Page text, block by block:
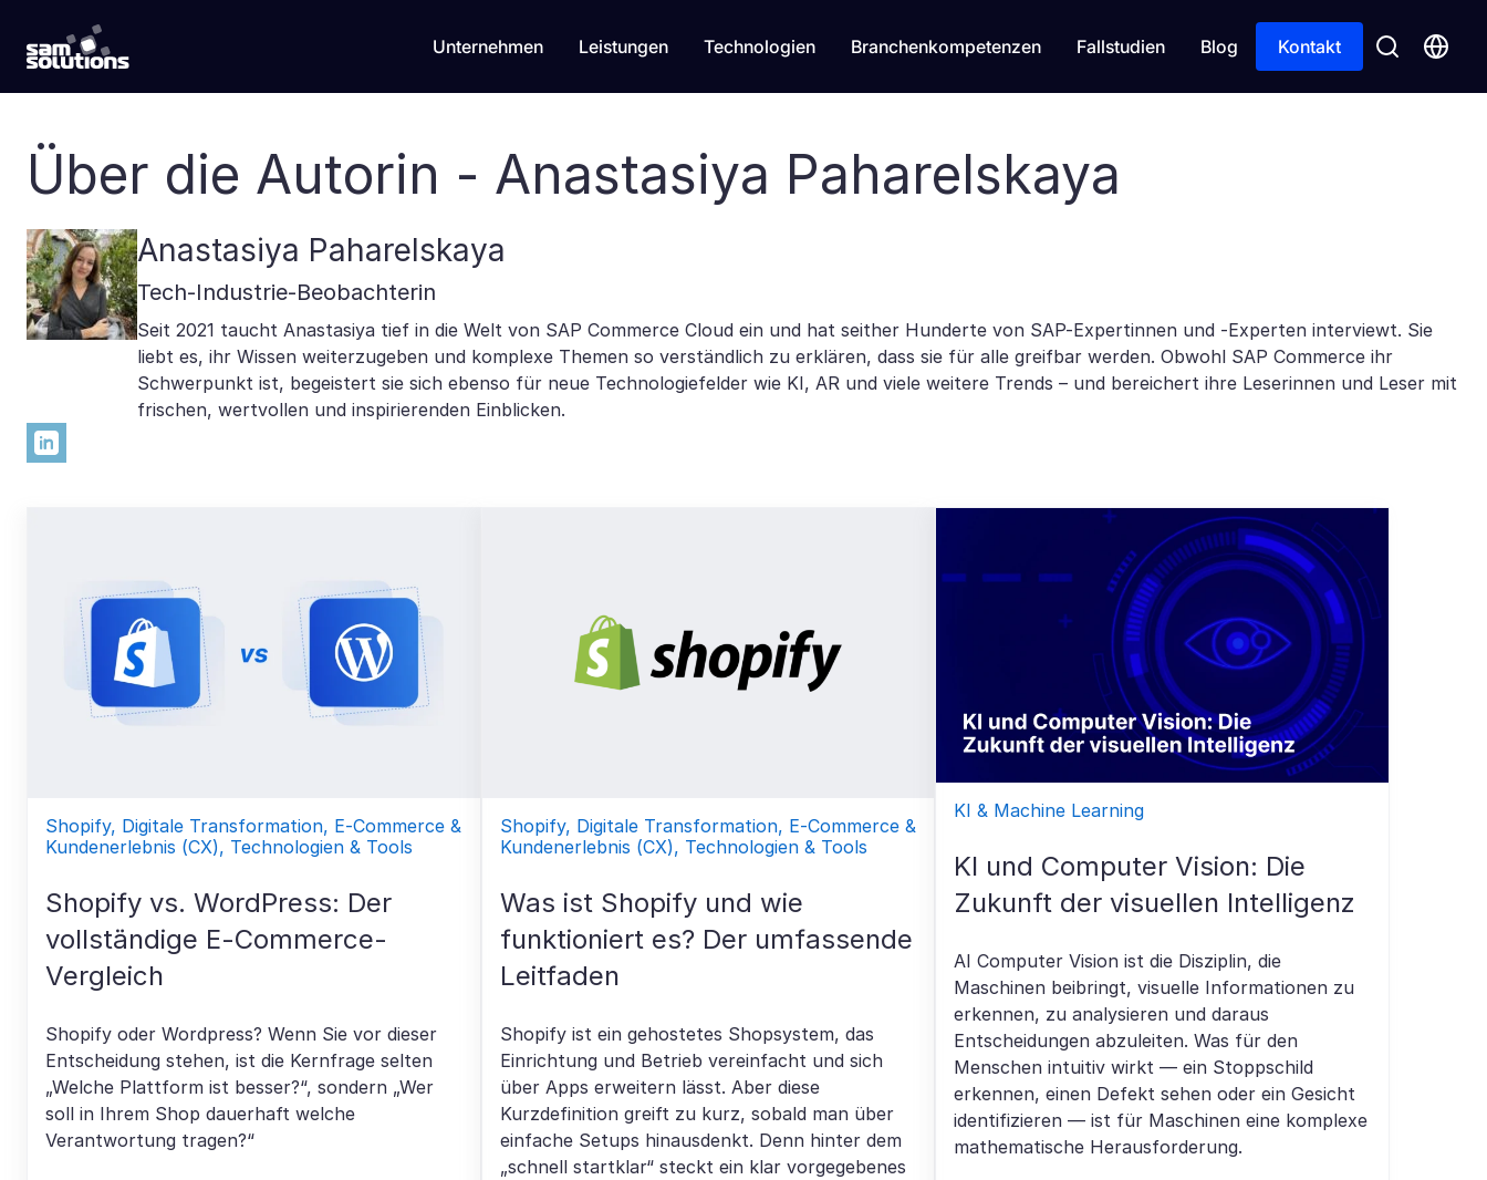
Unternehmen Leistungen Technologien Branchenkompetenzen Fallstudien Blog Kontakt
Über die Autorin - Anastasiya Paharelskaya
Anastasiya Paharelskaya
Tech-Industrie-Beobachterin
Seit 2021 taucht Anastasiya tief in die Welt von SAP Commerce Cloud ein und hat seither Hunderte von SAP-Expertinnen und -Experten interviewt. Sie
liebt es, ihr Wissen weiterzugeben und komplexe Themen so verständlich zu erklären, dass sie für alle greifbar werden. Obwohl SAP Commerce ihr
Schwerpunkt ist, begeistert sie sich ebenso für neue Technologiefelder wie KI, AR und viele weitere Trends – und bereichert ihre Leserinnen und Leser mit
frischen, wertvollen und inspirierenden Einblicken.
Shopify, Digitale Transformation, E-Commerce &
Kundenerlebnis (CX), Technologien & Tools
Shopify vs. WordPress: Der
vollständige E-Commerce-
Vergleich
Shopify oder Wordpress? Wenn Sie vor dieser
Entscheidung stehen, ist die Kernfrage selten
„Welche Plattform ist besser?“, sondern „Wer
soll in Ihrem Shop dauerhaft welche
Verantwortung tragen?“
Shopify, Digitale Transformation, E-Commerce &
Kundenerlebnis (CX), Technologien & Tools
Was ist Shopify und wie
funktioniert es? Der umfassende
Leitfaden
Shopify ist ein gehostetes Shopsystem, das
Einrichtung und Betrieb vereinfacht und sich
über Apps erweitern lässt. Aber diese
Kurzdefinition greift zu kurz, sobald man über
einfache Setups hinausdenkt. Denn hinter dem
„schnell startklar“ steckt ein klar vorgegebenes
KI & Machine Learning
KI und Computer Vision: Die
Zukunft der visuellen Intelligenz
AI Computer Vision ist die Disziplin, die
Maschinen beibringt, visuelle Informationen zu
erkennen, zu analysieren und daraus
Entscheidungen abzuleiten. Was für den
Menschen intuitiv wirkt — ein Stoppschild
erkennen, einen Defekt sehen oder ein Gesicht
identifizieren — ist für Maschinen eine komplexe
mathematische Herausforderung.